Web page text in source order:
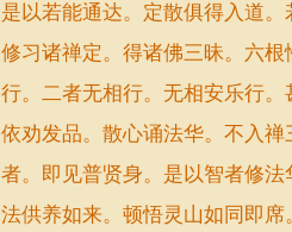
是以若能通达。定散俱得入道
修习诸禅定。得诸佛三昧。六
行。二者无相行。无相安乐行
依劝发品。散心诵法华。不入
者。即见普贤身。是以智者修
法供养如来。顿悟灵山如同即